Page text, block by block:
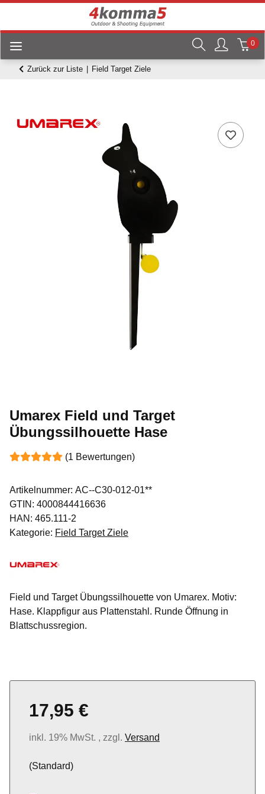
0
Zurück zur Liste Field Target Ziele
Umarex Field und Target
Übungssilhouette Hase
(1 Bewertungen)
Artikelnummer: AC--C30-012-01**
GTIN: 4000844416636
HAN: 465.111-2
Kategorie: Field Target Ziele
Field und Target Übungssilhouette von Umarex. Motiv:
Hase. Klappfigur aus Plattenstahl. Runde Öffnung in
Blattschussregion.
17,95 €
inkl. 19% MwSt. , zzgl. Versand
(Standard)